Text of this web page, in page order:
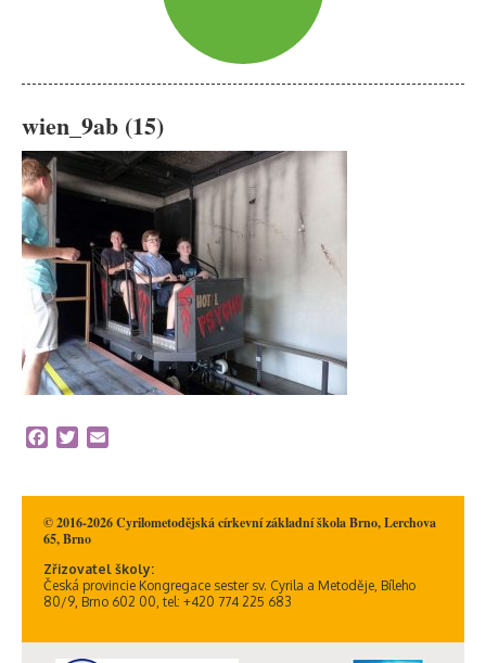
wien_9ab (15)
Facebook
Twitter
© 2016-2026 Cyrilometodějská církevní základní škola Brno, Lerchova
65, Brno
Zřizovatel školy:
Česká provincie Kongregace sester sv. Cyrila a Metoděje, Bíleho
80/9, Brno 602 00, tel: +420 774 225 683